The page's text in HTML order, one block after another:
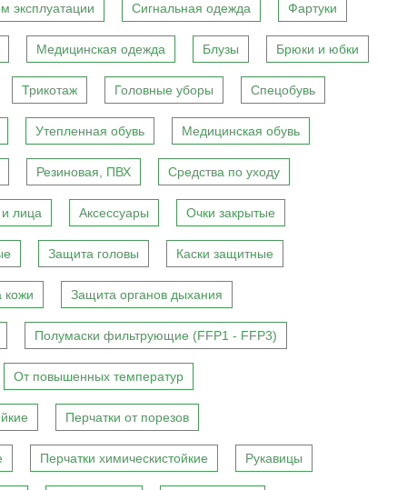
эксплуатации Сигнальная одежда Фартуки
Медицинская одежда Блузы Брюки и юбки
Трикотаж Головные уборы Спецобувь
Утепленная обувь Медицинская обувь
Резиновая, ПВХ Средства по уходу
лица Аксессуары Очки закрытые
Защита головы Каски защитные
кожи Защита органов дыхания
Полумаски фильтрующие (FFP1 - FFP3)
От повышенных температур
Перчатки от порезов
Перчатки химическистойкие Рукавицы